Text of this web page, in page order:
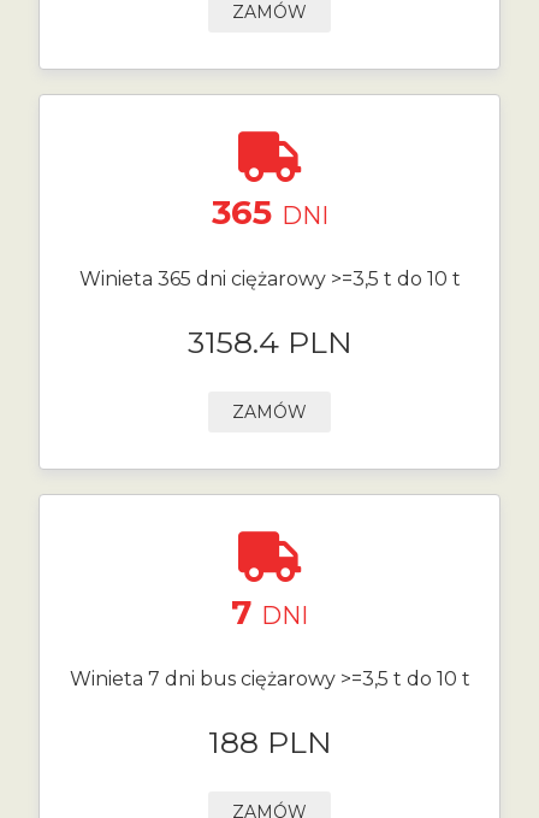
ZAMÓW
365 DNI
Winieta 365 dni ciężarowy >=3,5 t do 10 t
3158.4 PLN
ZAMÓW
7 DNI
Winieta 7 dni bus ciężarowy >=3,5 t do 10 t
188 PLN
ZAMÓW